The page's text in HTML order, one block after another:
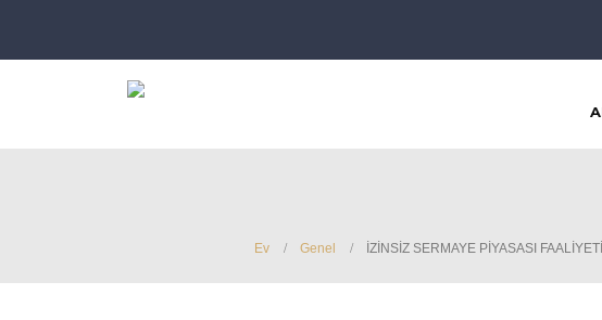
Ev Genel İZİNSİZ SERMAYE PİYASASI